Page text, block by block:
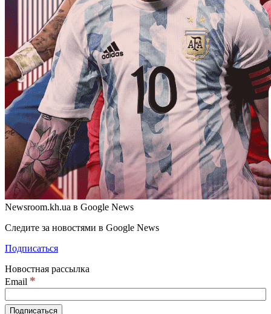
Newsroom.kh.ua в Google News
Следите за новостями в Google News
Подписаться
Новостная рассылка
Email *